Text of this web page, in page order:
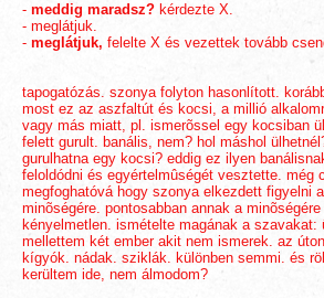
- meddig maradsz? kérdezte X.
- meglátjuk.
- meglátjuk, felelte X és vezettek tovább
tapogatózás. szonya folyton hasonlított.
most ez az aszfaltút és kocsi, a millió
vagy más miatt, pl. ismerõssel egy kocsiban
felett gurult. banális, nem? hol máshol
gurulhatna egy kocsi? eddig ez ilyen
feloldódni és egyértelmûségét vesztette. még
megfoghatóvá hogy szonya elkezdett figyelni
minõségére. pontosabban annak a
kényelmetlen. ismételte magának a szavakat:
mellettem két ember akit nem ismerek. az
kígyók. nádak. sziklák. különben semmi. és
kerültem ide, nem álmodom?